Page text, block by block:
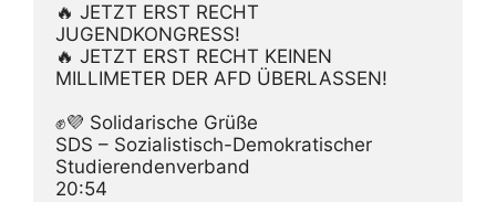
🔥 JETZT ERST RECHT
JUGENDKONGRESS!
🔥 JETZT ERST RECHT KEINEN
MILLIMETER DER AFD ÜBERLASSEN!
✊💜 Solidarische Grüße
SDS – Sozialistisch-Demokratischer
Studierendenverband
20:54